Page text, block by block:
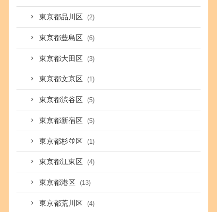
東京都品川区 (2)
東京都豊島区 (6)
東京都大田区 (3)
東京都文京区 (1)
東京都渋谷区 (5)
東京都新宿区 (5)
東京都杉並区 (1)
東京都江東区 (4)
東京都港区 (13)
東京都荒川区 (4)